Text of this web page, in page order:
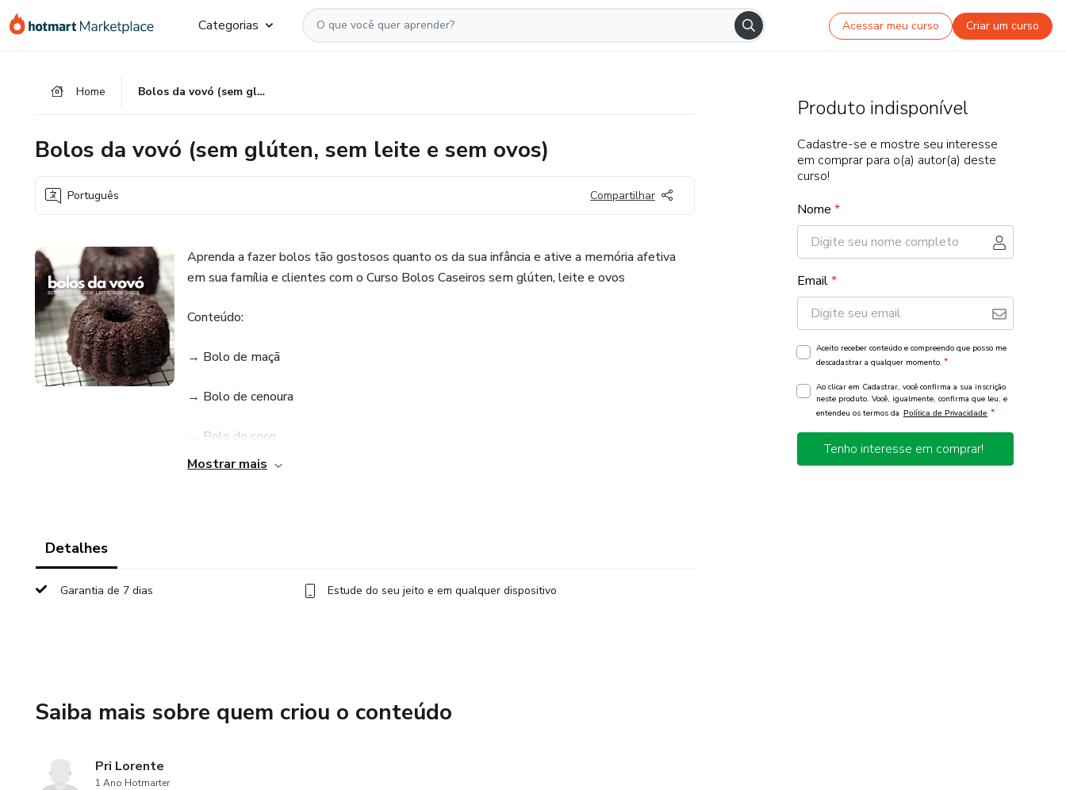
para
para
para
Categorias Acessar meu curso Criar um curso
Home Bolos da vovó (sem glúten, sem leite e sem ovos)
Bolos da vovó (sem glúten, sem leite e sem ovos)
Português Compartilhar
Aprenda a fazer bolos tão gostosos quanto os da sua infância e ative a memória afetiva
em sua família e clientes com o Curso Bolos Caseiros sem glúten, leite e ovos
Conteúdo:
→ Bolo de maçã
→ Bolo de cenoura
→ Bolo de coco
Mostrar mais
Detalhes
Garantia de 7 dias Estude do seu jeito e em qualquer dispositivo
Saiba mais sobre quem criou o conteúdo
Pri Lorente
1 Ano Hotmarter
Produto indisponível
Cadastre-se e mostre seu interesse
em comprar para o(a) autor(a) deste
curso!
Nome *
Email*
Aceito receber conteúdo e compreendo que posso me
descadastrar a qualquer momento. *
Ao clicar em Cadastrar, você confirma a sua inscrição
neste produto. Você, igualmente, confirma que leu, e
entendeu os termos da Política de Privacidade *
Tenho interesse em comprar!